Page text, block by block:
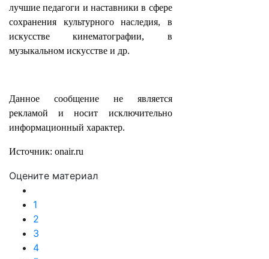
лучшие педагоги и наставники в сфере
сохранения культурного наследия, в
искусстве кинематографии, в
музыкальном искусстве и др.
Данное сообщение не является
рекламой и носит исключительно
информационный характер.
Источник: onair.ru
Оцените материал
1
2
3
4